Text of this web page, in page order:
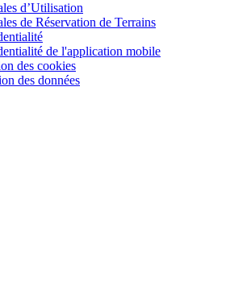
d’Utilisation
de Réservation de Terrains
de l'application mobile
des cookies
des données